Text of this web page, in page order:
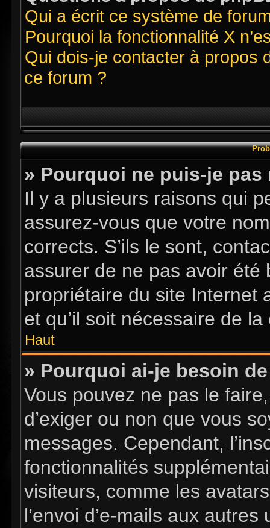
Qui a écrit ce système de
Pourquoi la fonctionnalité X
Qui dois-je contacter à propos
ce forum ?
» Pourquoi ne puis-je pas
Il y a plusieurs raisons qui
assurez-vous que votre
corrects. S’ils le sont,
assurer de ne pas avoir
propriétaire du site Internet
et qu’il soit nécessaire de la
Haut
» Pourquoi ai-je besoin
Vous pouvez ne pas le
d’exiger ou non que vous
messages. Cependant,
fonctionnalités
visiteurs, comme les
l’envoi d’e-mails aux